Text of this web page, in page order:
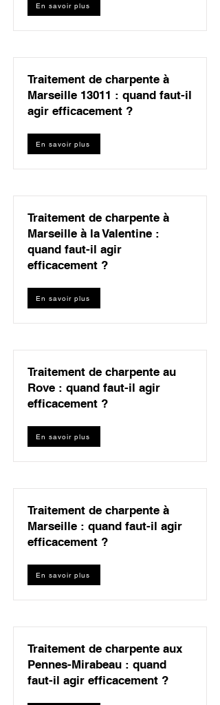
En savoir plus
Traitement de charpente à
Marseille 13011 : quand faut-il
agir efficacement ?
En savoir plus
Traitement de charpente à
Marseille à la Valentine :
quand faut-il agir
efficacement ?
En savoir plus
Traitement de charpente au
Rove : quand faut-il agir
efficacement ?
En savoir plus
Traitement de charpente à
Marseille : quand faut-il agir
efficacement ?
En savoir plus
Traitement de charpente aux
Pennes-Mirabeau : quand
faut-il agir efficacement ?